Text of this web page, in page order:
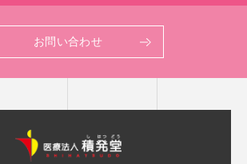
お問い合わせ